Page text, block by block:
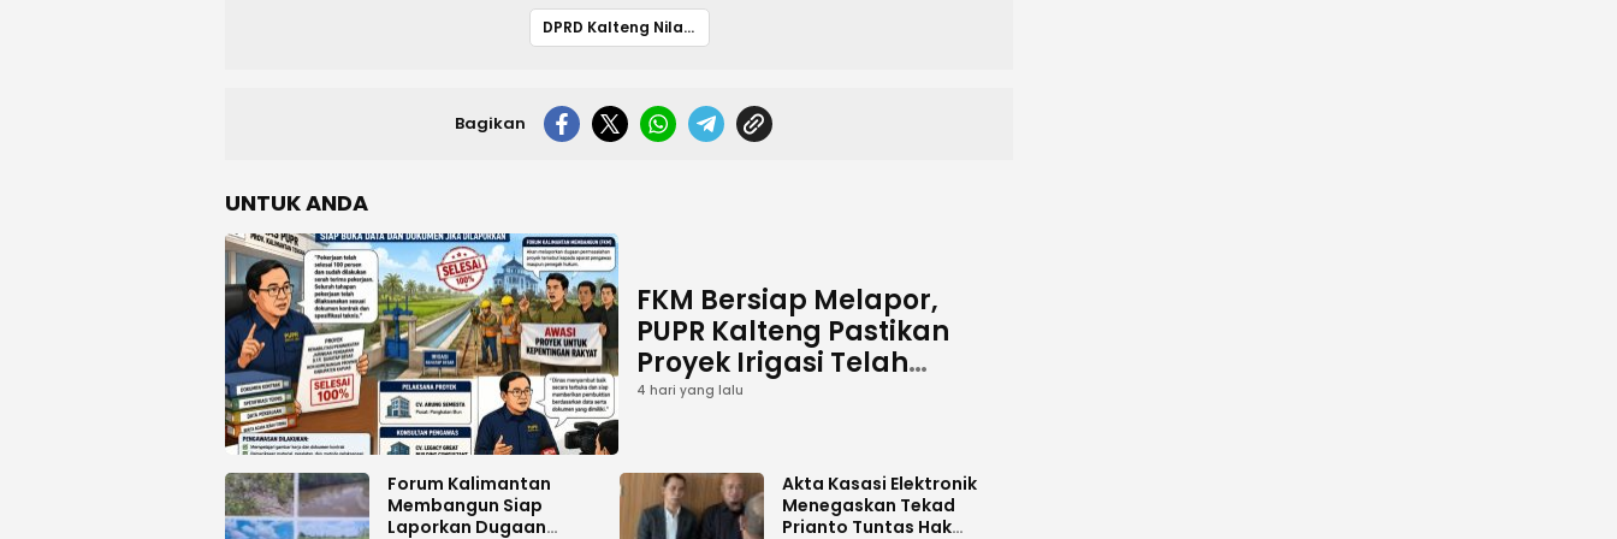
DPRD Kalteng Nilai Jalur Khusus Olahraga di Palangka Raya Berpotensi Dorong Aktivitas Sosial dan Ekonomi
Bagikan
UNTUK ANDA
FKM Bersiap Melapor,
PUPR Kalteng Pastikan
Proyek Irigasi Telah
Tuntas
4 hari yang lalu
Forum Kalimantan
Membangun Siap
Laporkan Dugaan
Akta Kasasi Elektronik
Menegaskan Tekad
Prianto Tuntas Hak